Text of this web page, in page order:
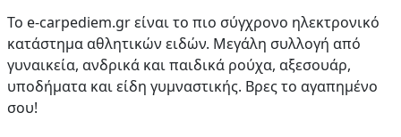
Το e-carpediem.gr είναι το πιο σύγχρονο ηλεκτρονικό
κατάστημα αθλητικών ειδών. Μεγάλη συλλογή από
γυναικεία, ανδρικά και παιδικά ρούχα, αξεσουάρ,
υποδήματα και είδη γυμναστικής. Βρες το αγαπημένο
σου!